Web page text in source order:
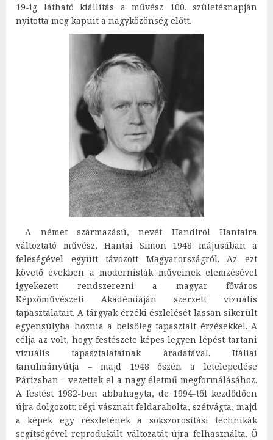
19-ig látható kiállítás a művész 100. születésnapján
nyitotta meg kapuit a nagyközönség előtt.
A német származású, nevét Handlról Hantaira
változtató művész, Hantai Simon 1948 májusában a
feleségével együtt távozott Magyarországról. Az ezt
követő években a modernisták műveinek elemzésével
igyekezett rendszerezni a magyar főváros
Képzőművészeti Akadémiáján szerzett vizuális
tapasztalatait. A tárgyak érzéki észlelését lassan sikerült
egyensúlyba hoznia a belsőleg tapasztalt érzésekkel. A
célja az volt, hogy festészete képes legyen lépést tartani
vizuális tapasztalatainak áradatával. Itáliai
tanulmányútja – majd 1948 őszén a letelepedése
Párizsban – vezettek el a nagy életmű megformálásához.
A festést 1982-ben abbahagyta, de 1994-től kezdődően
újra dolgozott: régi vásznait feldarabolta, szétvágta, majd
a képek egy részletének a sokszorosítási technikák
segítségével reprodukált változatát újra felhasználta. Ő